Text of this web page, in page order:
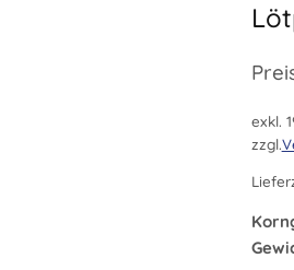
exkl.
zzgl.